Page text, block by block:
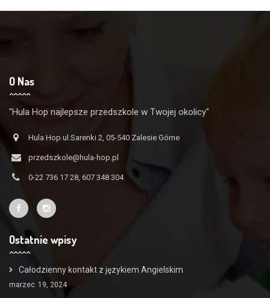
O Nas
"Hula Hop najlepsze przedszkole w Twojej okolicy"
Hula Hop ul.Sarenki 2, 05-540 Zalesie Górne
przedszkole@hula-hop.pl
0-22 736 17 28, 607 348 304
Ostatnie wpisy
Całodzienny kontakt z językiem Angielskim
marzec 19, 2024